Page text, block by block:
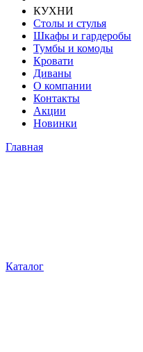
КУХНИ
Столы и стулья
Шкафы и гардеробы
Тумбы и комоды
Кровати
Диваны
О компании
Контакты
Акции
Новинки
Главная
Каталог